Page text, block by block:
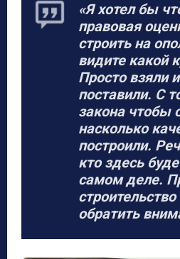
«Я хотел бы
правовая
строить на
видите какой
Просто взяли
поставили. С
закона чтобы
насколько
построили.
кто здесь
самом деле.
обратить